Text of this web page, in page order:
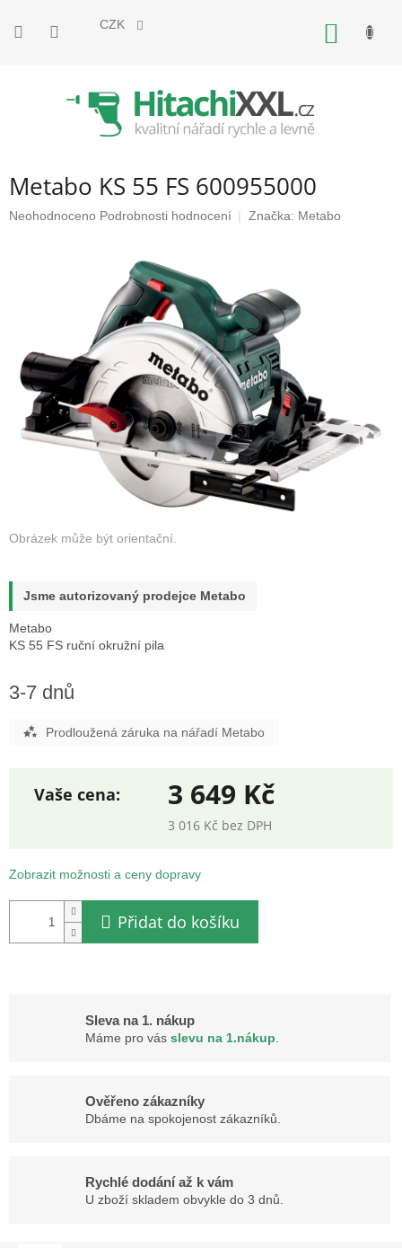
obsah
CZK
Metabo KS 55 FS 600955000
Průměrné
Neohodnoceno Podrobnosti hodnocení Značka: Metabo
Jsme autorizovaný prodejce Metabo
Metabo
KS 55 FS ruční okružní pila
3-7 dnů
Prodloužená záruka na nářadí Metabo
3 649 Kč
3 016 Kč bez DPH
cena:
Zobrazit možnosti a ceny dopravy
Přidat do košíku
Sleva na 1. nákup
Máme pro vás slevu na 1.nákup
Ověřeno zákazníky
Dbáme na spokojenost zákazníků.
Rychlé dodání až k vám
U zboží skladem obvykle do 3 dnů.